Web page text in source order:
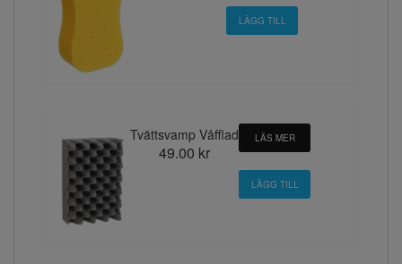
Tvättsvamp Våfflad
49.00 kr
LÄS MER